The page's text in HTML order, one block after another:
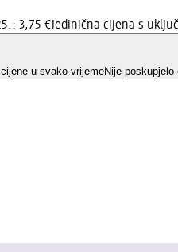
3,75 €Jedinična cijena s
cijene u svako vrijemeNije poskupjelo